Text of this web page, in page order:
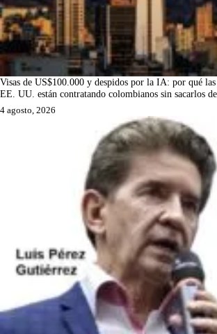
Visas de US$100.000 y despidos por la IA: por qué las
EE. UU. están contratando colombianos sin sacarlos
4 agosto, 2026